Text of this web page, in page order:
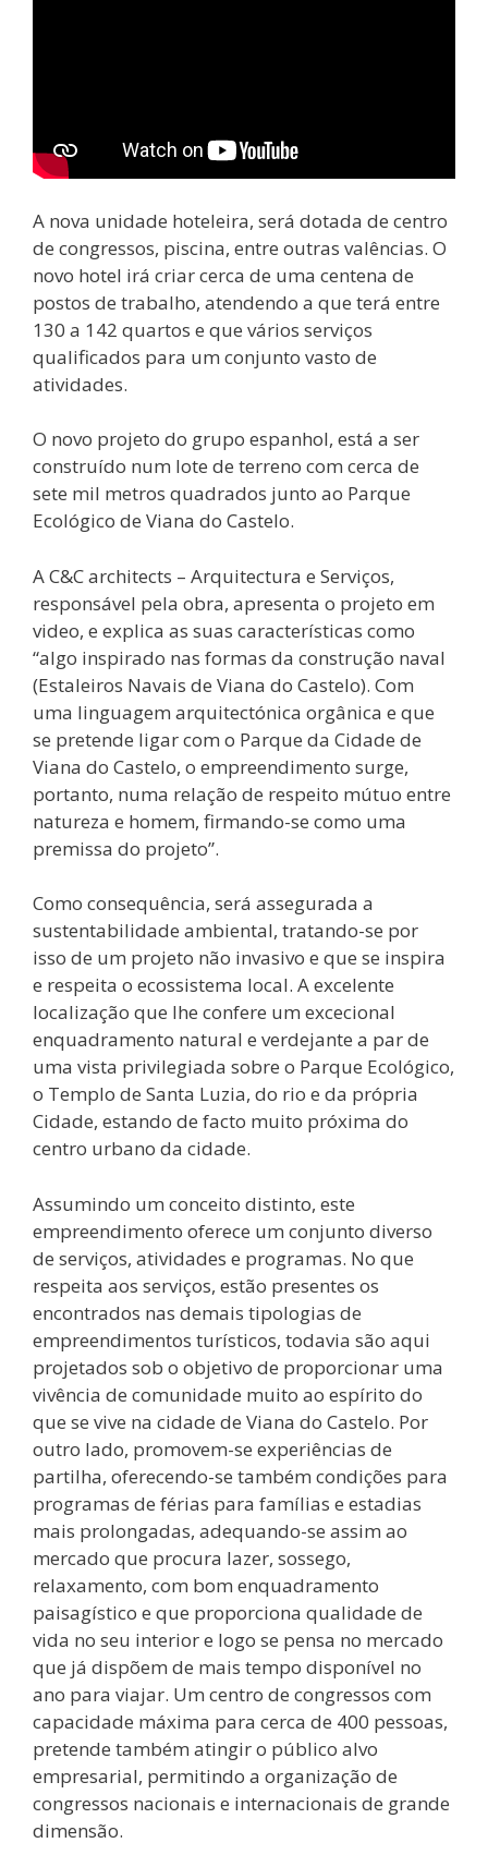
A nova unidade hoteleira, será dotada de centro
de congressos, piscina, entre outras valências. O
novo hotel irá criar cerca de uma centena de
postos de trabalho, atendendo a que terá entre
130 a 142 quartos e que vários serviços
qualificados para um conjunto vasto de
atividades.
O novo projeto do grupo espanhol, está a ser
construído num lote de terreno com cerca de
sete mil metros quadrados junto ao Parque
Ecológico de Viana do Castelo.
A C&C architects – Arquitectura e Serviços,
responsável pela obra, apresenta o projeto em
video, e explica as suas características como
“algo inspirado nas formas da construção naval
(Estaleiros Navais de Viana do Castelo). Com
uma linguagem arquitectónica orgânica e que
se pretende ligar com o Parque da Cidade de
Viana do Castelo, o empreendimento surge,
portanto, numa relação de respeito mútuo entre
natureza e homem, firmando-se como uma
premissa do projeto”.
Como consequência, será assegurada a
sustentabilidade ambiental, tratando-se por
isso de um projeto não invasivo e que se inspira
e respeita o ecossistema local. A excelente
localização que lhe confere um excecional
enquadramento natural e verdejante a par de
uma vista privilegiada sobre o Parque Ecológico,
o Templo de Santa Luzia, do rio e da própria
Cidade, estando de facto muito próxima do
centro urbano da cidade.
Assumindo um conceito distinto, este
empreendimento oferece um conjunto diverso
de serviços, atividades e programas. No que
respeita aos serviços, estão presentes os
encontrados nas demais tipologias de
empreendimentos turísticos, todavia são aqui
projetados sob o objetivo de proporcionar uma
vivência de comunidade muito ao espírito do
que se vive na cidade de Viana do Castelo. Por
outro lado, promovem-se experiências de
partilha, oferecendo-se também condições para
programas de férias para famílias e estadias
mais prolongadas, adequando-se assim ao
mercado que procura lazer, sossego,
relaxamento, com bom enquadramento
paisagístico e que proporciona qualidade de
vida no seu interior e logo se pensa no mercado
que já dispõem de mais tempo disponível no
ano para viajar. Um centro de congressos com
capacidade máxima para cerca de 400 pessoas,
pretende também atingir o público alvo
empresarial, permitindo a organização de
congressos nacionais e internacionais de grande
dimensão.